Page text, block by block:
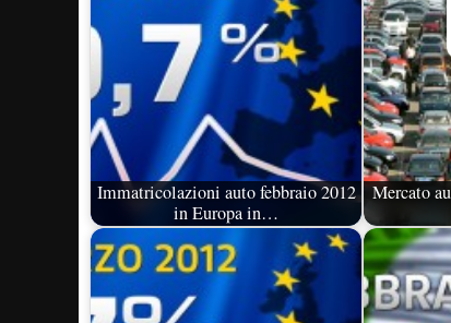
Immatricolazioni auto febbraio 2012
in Europa in…
Mercato